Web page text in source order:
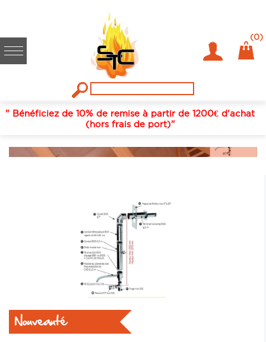
(0)
" Bénéficiez de 10% de remise à partir de 1200€ d'achat
(hors frais de port)"
LES KITS FACILES CHAUDIÈRES À
Nouveauté